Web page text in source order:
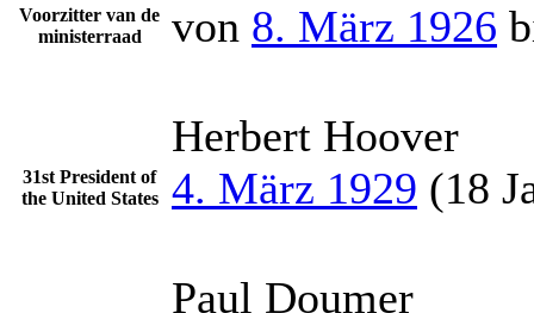
Voorzitter van de
ministerraad
von 8. März 1926
31st President of
the United States
Herbert Hoover
4. März 1929 (18
Paul Doumer